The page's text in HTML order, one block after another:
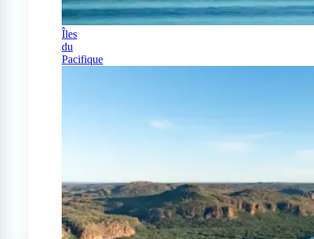
Îles
du
Pacifique